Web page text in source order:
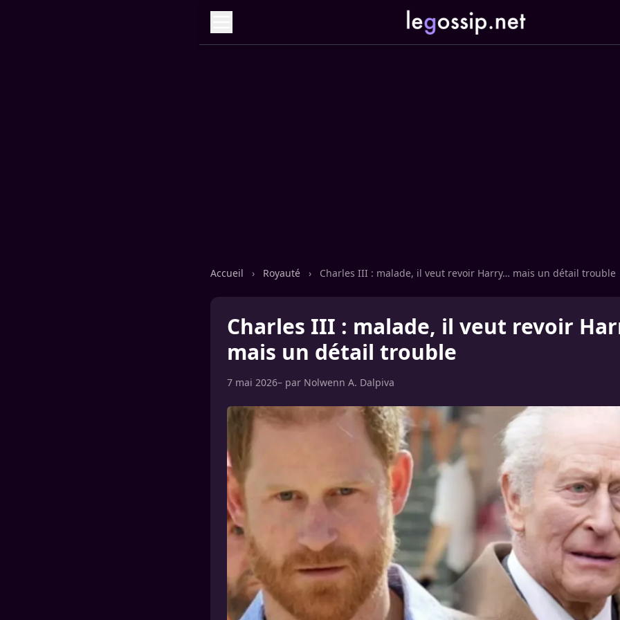
Accueil › Royauté › Charles III : malade, il veut revoir Harry… mais un détail trouble
Charles III : malade, il veut revoir
mais un détail trouble
7 mai 2026– par Nolwenn A. Dalpiva